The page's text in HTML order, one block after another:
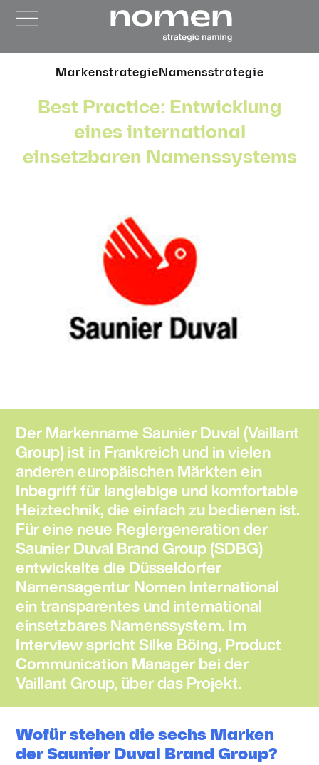
MarkenstrategieNamensstrategie
Best Practice: Entwicklung
eines international
einsetzbaren Namenssystems
Der Markenname Saunier Duval (Vaillant
Group) ist in Frankreich und in vielen
anderen europäischen Märkten ein
Inbegriff für langlebige und komfortable
Heiztechnik, die einfach zu bedienen ist.
Für eine neue Reglergeneration der
Saunier Duval Brand Group (SDBG)
entwickelte die Düsseldorfer
Namensagentur Nomen International
ein transparentes und international
einsetzbares Namenssystem. Im
Interview spricht Silke Böing, Product
Communication Manager bei der
Vaillant Group, über das Projekt.
Wofür stehen die sechs Marken
der Saunier Duval Brand Group?